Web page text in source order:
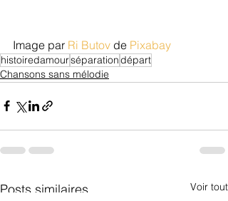
Image par Ri Butov de Pixabay
histoiredamourséparationdépart
Chansons sans mélodie
Posts similaires Voir tout